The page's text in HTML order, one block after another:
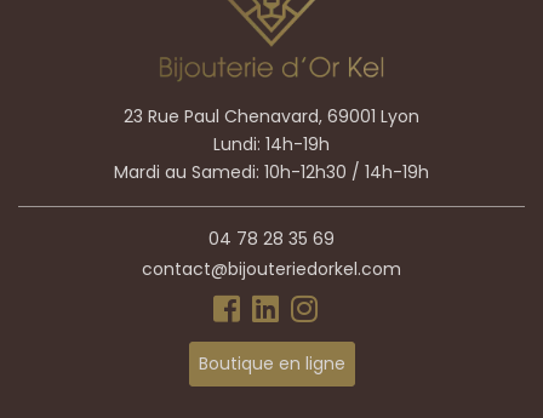
23 Rue Paul Chenavard, 69001 Lyon
Lundi: 14h-19h
Mardi au Samedi: 10h-12h30 / 14h-19h
04 78 28 35 69
contact@bijouteriedorkel.com
Boutique en ligne